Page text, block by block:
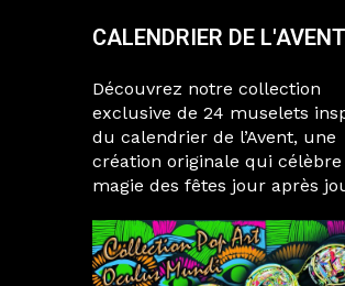
CALENDRIER DE L'AVENT
Découvrez notre collection
exclusive de 24 muselets
du calendrier de l’Avent, une
création originale qui
magie des fêtes jour après